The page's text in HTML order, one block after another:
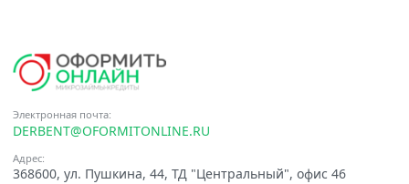
Электронная почта:
DERBENT@OFORMITONLINE.RU
Адрес:
368600, ул. Пушкина, 44, ТД "Центральный", офис 46